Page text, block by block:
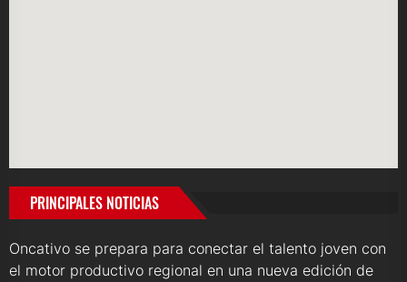
PRINCIPALES NOTICIAS
Oncativo se prepara para conectar el talento joven con
el motor productivo regional en una nueva edición de